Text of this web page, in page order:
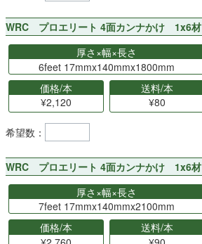
WRC プロエリート 4面カンナかけ 1x6材
厚さ×幅×長さ
6feet 17mmx140mmx1800mm
価格/本
¥2,120
送料/本
¥80
希望数：
WRC プロエリート 4面カンナかけ 1x6材
厚さ×幅×長さ
7feet 17mmx140mmx2100mm
価格/本
送料/本